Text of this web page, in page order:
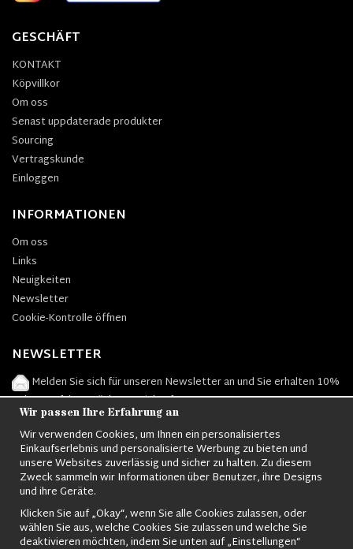
GESCHÄFT
KONTAKT
Köpvillkor
Om oss
Senast uppdaterade produkter
Sourcing
Vertragskunde
Einloggen
INFORMATIONEN
Om oss
Links
Neuigkeiten
Newsletter
Cookie-Kontrolle öffnen
NEWSLETTER
Melden Sie sich für unseren Newsletter an und Sie erhalten 10%
Rabatt auf Ihren nächsten Einkauf.
Zeichnen
Wir passen Ihre Erfahrung an
Wir verwenden Cookies, um Ihnen ein personalisiertes
Einkaufserlebnis und personalisierte Werbung zu bieten und
unsere Websites zuverlässig und sicher zu halten. Zu diesem
Zweck sammeln wir Informationen über Benutzer, ihre Designs
und ihre Geräte.
Klicken Sie auf „Okay“, wenn Sie alle Cookies zulassen, oder
wählen Sie aus, welche Cookies Sie zulassen und welche Sie
deaktivieren möchten, indem Sie unten auf „Einstellungen“